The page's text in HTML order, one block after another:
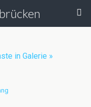
in Galerie »